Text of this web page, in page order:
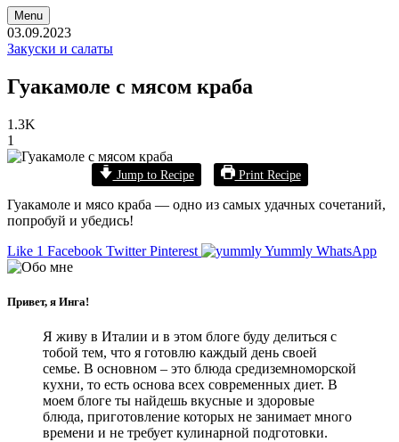
Поиск
Menu
03.09.2023
Закуски и салаты
Гуакамоле с мясом краба
1.3K
1
Jump to Recipe Print Recipe
Гуакамоле и мясо краба — одно из самых удачных сочетаний,
попробуй и убедись!
Like 1 Facebook Twitter Pinterest Yummly WhatsApp
Привет, я Инга!
Я живу в Италии и в этом блоге буду делиться с
тобой тем, что я готовлю каждый день своей
семье. В основном – это блюда средиземноморской
кухни, то есть основа всех современных диет. В
моем блоге ты найдешь вкусные и здоровые
блюда, приготовление которых не занимает много
времени и не требует кулинарной подготовки.